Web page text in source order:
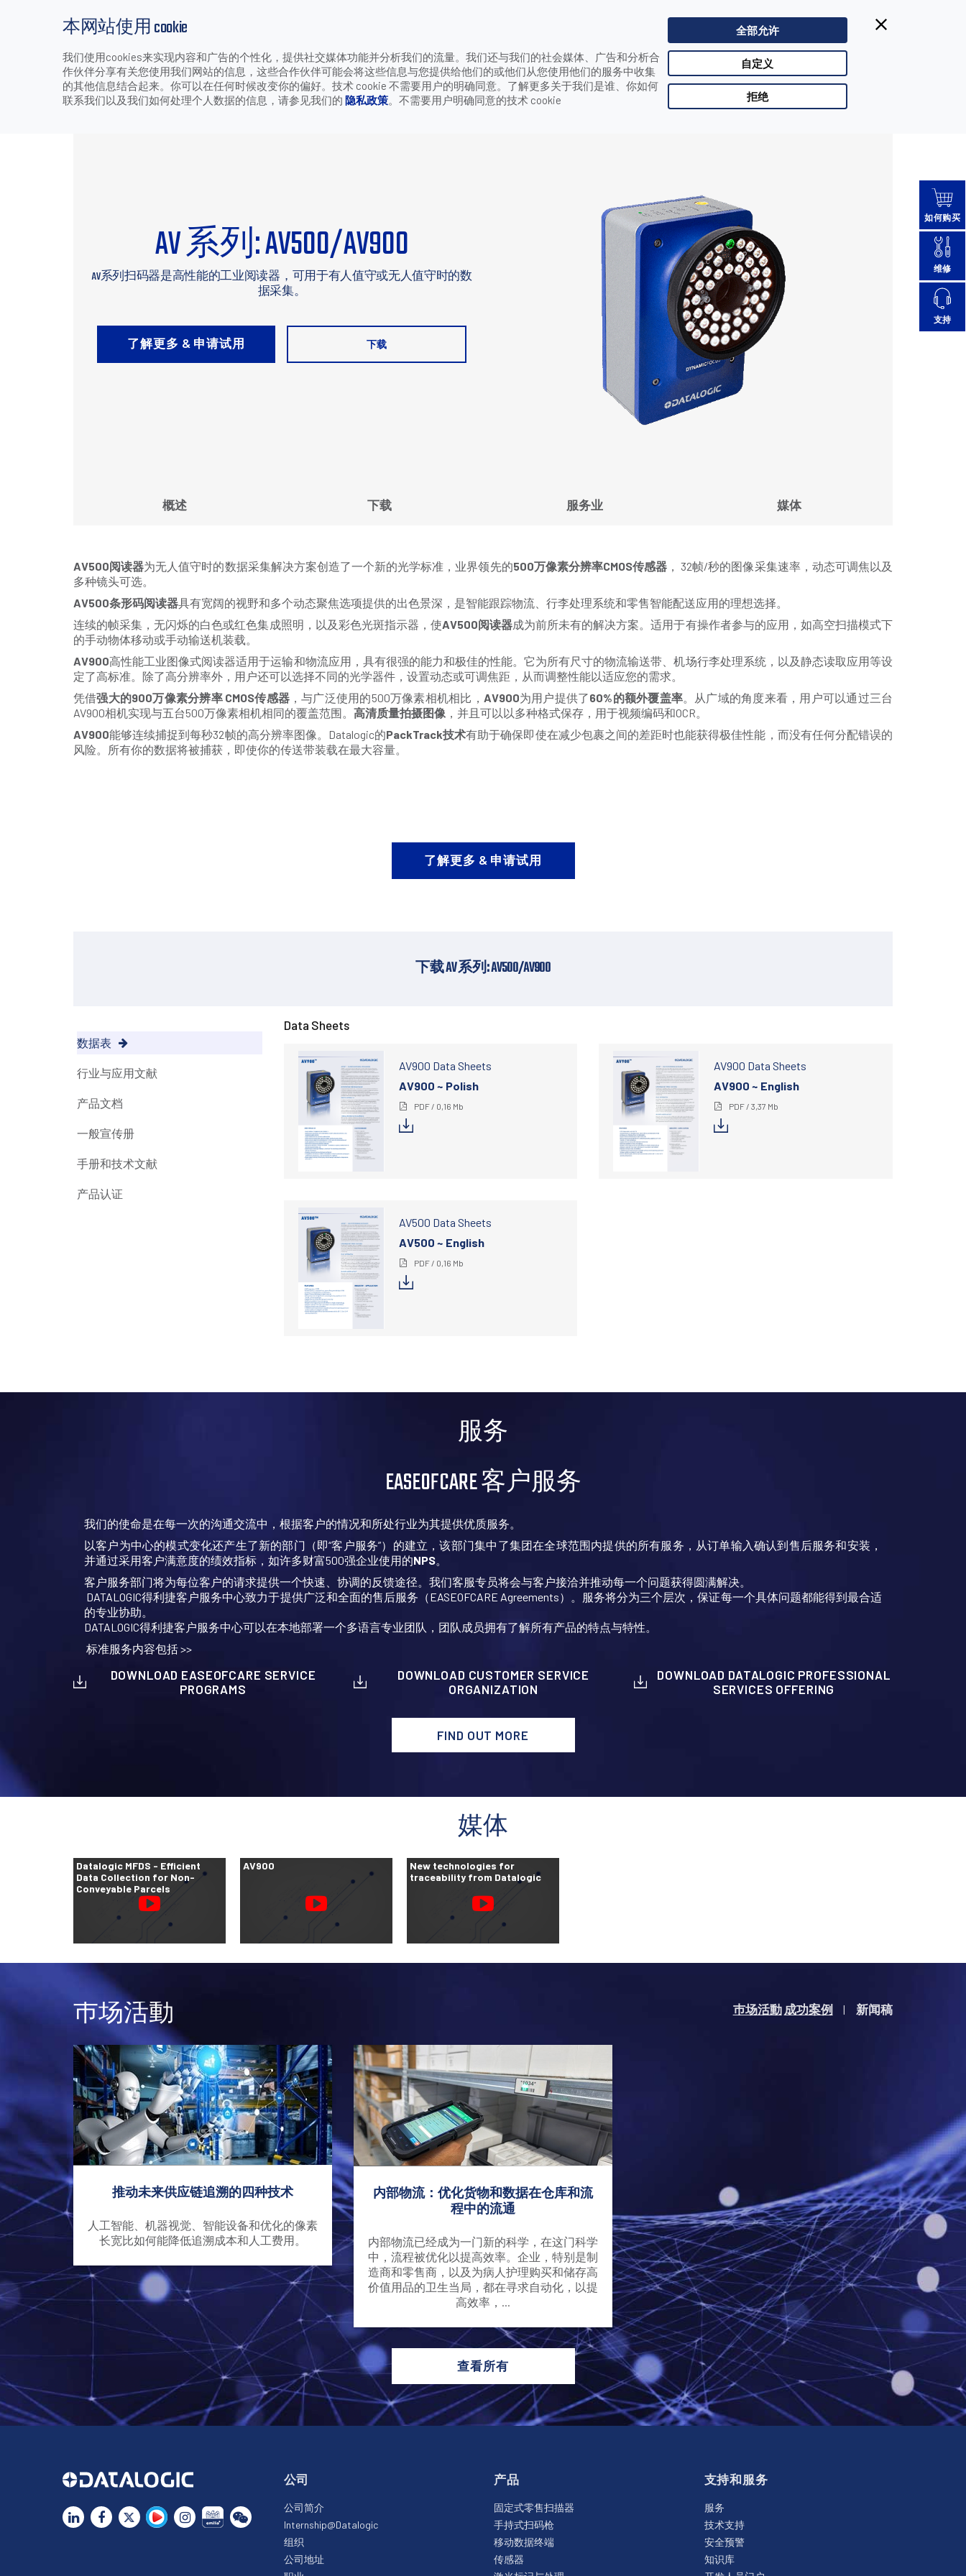
本网站使用 cookie
我们使用cookies来实现内容和广告的个性化，提供社交媒体功能并分析我们的流量。我们还与我们的社会媒体、广告和分析合
作伙伴分享有关您使用我们网站的信息，这些合作伙伴可能会将这些信息与您提供给他们的或他们从您使用他们的服务中收集
的其他信息结合起来。你可以在任何时候改变你的偏好。技术 cookie 不需要用户的明确同意。了解更多关于我们是谁、你如何
联系我们以及我们如何处理个人数据的信息，请参见我们的 隐私政策。不需要用户明确同意的技术 cookie
全部允许
自定义
拒绝
致电Datalogic得利捷:400-1188-898| Singapore
产品
行业和应用 下载 支持和服务 公司 联系我们
首页 >产品>固定式工业扫描器 >二维图像式阅读器>AV 系列: AV500/AV900
AV 系列: AV500/AV900
AV系列扫码器是高性能的工业阅读器，可用于有人值守或无人值守时的数
据采集。
了解更多 & 申请试用 下载
概述 下载 服务业 媒体
AV500阅读器为无人值守时的数据采集解决方案创造了一个新的光学标准，业界领先的500万像素分辨率CMOS传感器 ， 32帧/秒的图像采集速率，动态可调焦以及
多种镜头可选。
AV500条形码阅读器具有宽阔的视野和多个动态聚焦选项提供的出色景深，是智能跟踪物流、行李处理系统和零售智能配送应用的理想选择。
连续的帧采集，无闪烁的白色或红色集成照明，以及彩色光斑指示器，使AV500阅读器成为前所未有的解决方案。适用于有操作者参与的应用，如高空扫描模式下
的手动物体移动或手动输送机装载。
AV900高性能工业图像式阅读器适用于运输和物流应用，具有很强的能力和极佳的性能。它为所有尺寸的物流输送带、机场行李处理系统，以及静态读取应用等设
定了高标准。除了高分辨率外，用户还可以选择不同的光学器件，设置动态或可调焦距，从而调整性能以适应您的需求。
凭借强大的900万像素分辨率CMOS传感器，与广泛使用的500万像素相机相比， AV900为用户提供了60%的额外覆盖率 。从广域的角度来看，用户可以通过三台
AV900相机实现与五台500万像素相机相同的覆盖范围。 高清质量拍摄图像 ，并且可以以多种格式保存，用于视频编码和OCR。
AV900能够连续捕捉到每秒32帧的高分辨率图像。Datalogic的PackTrack技术有助于确保即使在减少包裹之间的差距时也能获得极佳性能，而没有任何分配错误的
风险。所有你的数据将被捕获，即使你的传送带装载在最大容量。
了解更多 & 申请试用
下载 AV 系列: AV500/AV900
数据表
行业与应用文献
产品文档
一般宣传册
手册和技术文献
产品认证
Data Sheets
AV900 Data Sheets
AV900 ~ Polish
PDF / 0,16 Mb
AV900 Data Sheets
AV900 ~ English
PDF / 3,37 Mb
AV500 Data Sheets
AV500 ~ English
PDF / 0,16 Mb
服务
EASEOFCARE 客户服务
我们的使命是在每一次的沟通交流中，根据客户的情况和所处行业为其提供优质服务。
以客户为中心的模式变化还产生了新的部门（即“客户服务”）的建立，该部门集中了集团在全球范围内提供的所有服务，从订单输入确认到售后服务和安装，
并通过采用客户满意度的绩效指标，如许多财富500强企业使用的NPS。
客户服务部门将为每位客户的请求提供一个快速、协调的反馈途径。我们客服专员将会与客户接洽并推动每一个问题获得圆满解决。
DATALOGIC得利捷客户服务中心致力于提供广泛和全面的售后服务（EASEOFCARE Agreements）。服务将分为三个层次，保证每一个具体问题都能得到最合适
的专业协助。
DATALOGIC得利捷客户服务中心可以在本地部署一个多语言专业团队，团队成员拥有了解所有产品的特点与特性。
标准服务内容包括 >>
DOWNLOAD EASEOFCARE SERVICE
PROGRAMS
DOWNLOAD CUSTOMER SERVICE
ORGANIZATION
DOWNLOAD DATALOGIC PROFESSIONAL
SERVICES OFFERING
FIND OUT MORE
媒体
Datalogic MFDS - Efficient
Data Collection for Non-
Conveyable Parcels
AV900
New technologies for
traceability from Datalogic
巿场活動 成功案例 | 新闻稿
巿场活動
推动未来供应链追溯的四种技术
人工智能、机器视觉、智能设备和优化的像素
长宽比如何能降低追溯成本和人工费用。
内部物流：优化货物和数据在仓库和流
程中的流通
内部物流已经成为一门新的科学，在这门科学
中，流程被优化以提高效率。企业，特别是制
造商和零售商，以及为病人护理购买和储存高
价值用品的卫生当局，都在寻求自动化，以提
高效率，...
查看所有
公司
公司简介
Internship@Datalogic
组织
公司地址
产品
固定式零售扫描器
手持式扫码枪
移动数据终端
传感器
支持和服务
服务
技术支持
安全预警
知识库
如何购买
维修
支持